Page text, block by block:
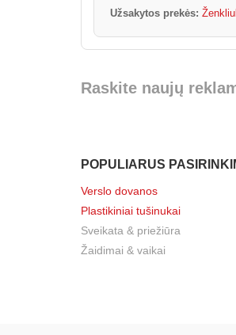
Užsakytos prekės:
Raskite naujų
POPULIARUS
Verslo dovanos
Plastikiniai tušinukai
Sveikata & priežiūra
Žaidimai & vaikai